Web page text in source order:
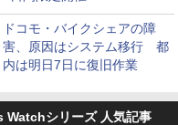
ドコモ・バイクシェアの障
害、原因はシステム移行 都
内は明日7日に復旧作業
Watchシリーズ 人気記事